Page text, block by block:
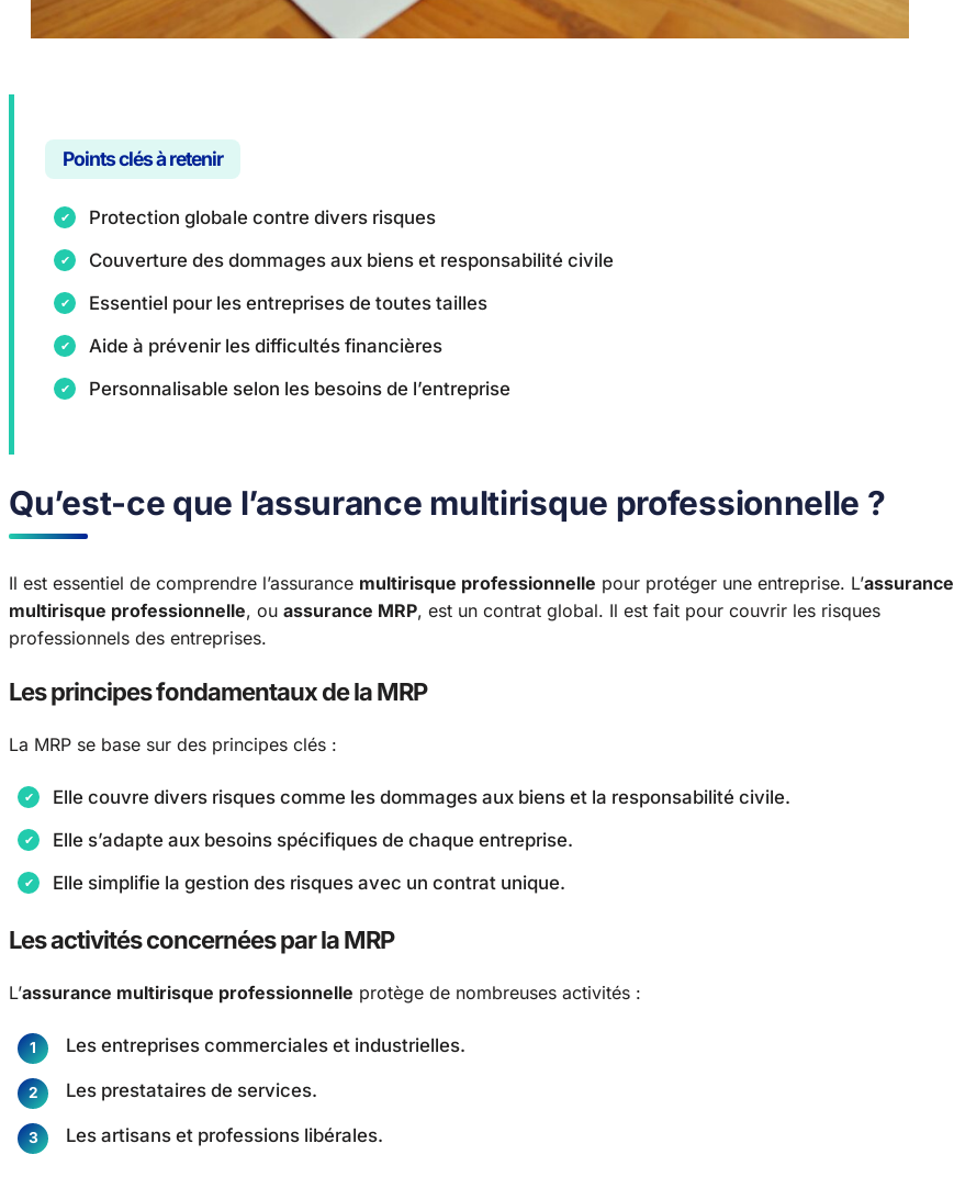
Points clés à retenir
Protection globale contre divers risques
Couverture des dommages aux biens et responsabilité civile
Essentiel pour les entreprises de toutes tailles
Aide à prévenir les difficultés financières
Personnalisable selon les besoins de l’entreprise
Qu’est-ce que l’assurance multirisque professionnelle ?
Il est essentiel de comprendre l’assurance multirisque professionnelle pour protéger une entreprise. L’assurance
multirisque professionnelle, ou assurance MRP, est un contrat global. Il est fait pour couvrir les risques
professionnels des entreprises.
Les principes fondamentaux de la MRP
La MRP se base sur des principes clés :
Elle couvre divers risques comme les dommages aux biens et la responsabilité civile.
Elle s’adapte aux besoins spécifiques de chaque entreprise.
Elle simplifie la gestion des risques avec un contrat unique.
Les activités concernées par la MRP
L’assurance multirisque professionnelle protège de nombreuses activités :
Les entreprises commerciales et industrielles.
Les prestataires de services.
Les artisans et professions libérales.